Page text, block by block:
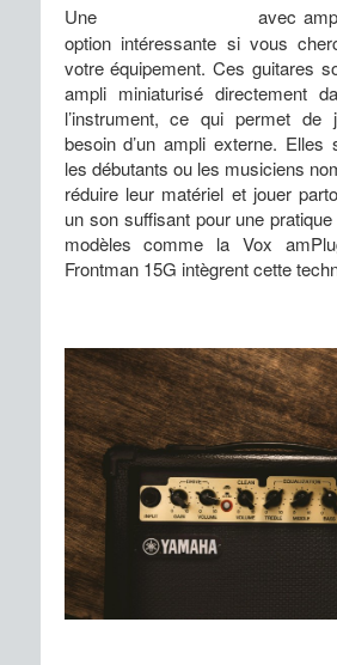
Une
avec
option intéressante si vous
votre équipement. Ces guitares
ampli miniaturisé directement
l’instrument, ce qui permet de
besoin d’un ampli externe. Elles
les débutants ou les musiciens
réduire leur matériel et jouer
un son suffisant pour une
modèles comme la Vox
Frontman 15G intègrent cette